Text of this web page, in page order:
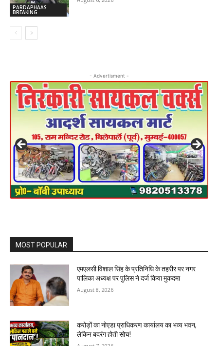
PARDAPHAAS
BREAKING
- Advertisment -
MOST POPULAR
एमएलसी विशाल सिंह के प्रतिनिधि के तहरीर पर नगर
पालिका अध्यक्ष पर पुलिस ने दर्ज किया मुकदमा
August 8, 2026
करोड़ों का नोएडा प्राधिकरण कार्यालय का भव्य भवन,
लेकिन बदरंग होती सोच!